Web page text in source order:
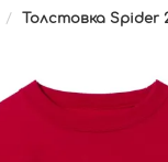
Толстовка Spider